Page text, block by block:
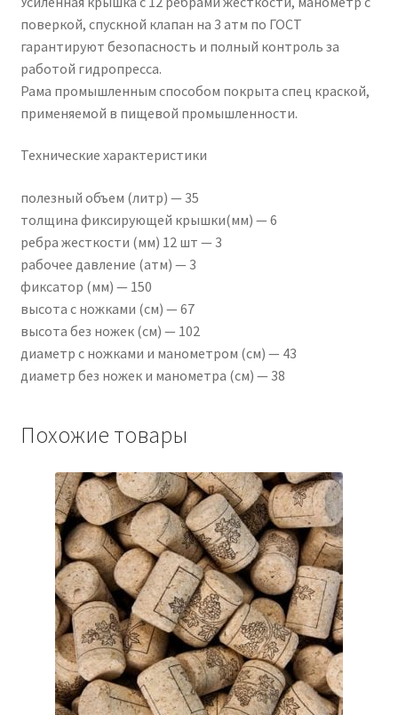
поверкой, спускной клапан на 3 атм по ГОСТ
гарантируют безопасность и полный контроль за
работой гидропресса.
Рама промышленным способом покрыта спец краской,
применяемой в пищевой промышленности.
Технические характеристики
полезный объем (литр) — 35
толщина фиксирующей крышки(мм) — 6
ребра жесткости (мм) 12 шт — 3
рабочее давление (атм) — 3
фиксатор (мм) — 150
высота с ножками (см) — 67
высота без ножек (см) — 102
диаметр с ножками и манометром (см) — 43
диаметр без ножек и манометра (см) — 38
Похожие товары